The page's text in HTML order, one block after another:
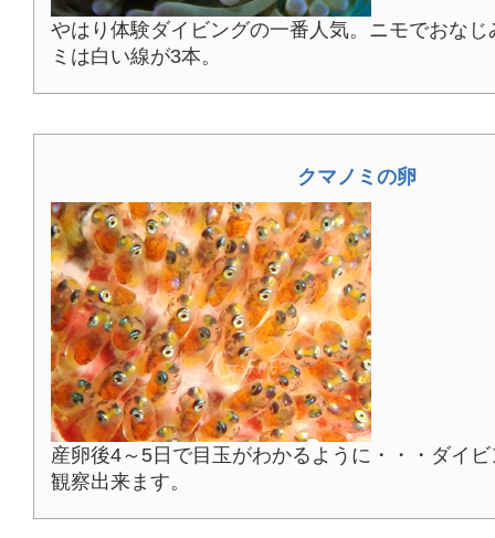
やはり体験ダイビングの一番人気。ニモでおな
ミは白い線が3本。
クマノミの卵
産卵後4～5日で目玉がわかるように・・・ダイ
観察出来ます。